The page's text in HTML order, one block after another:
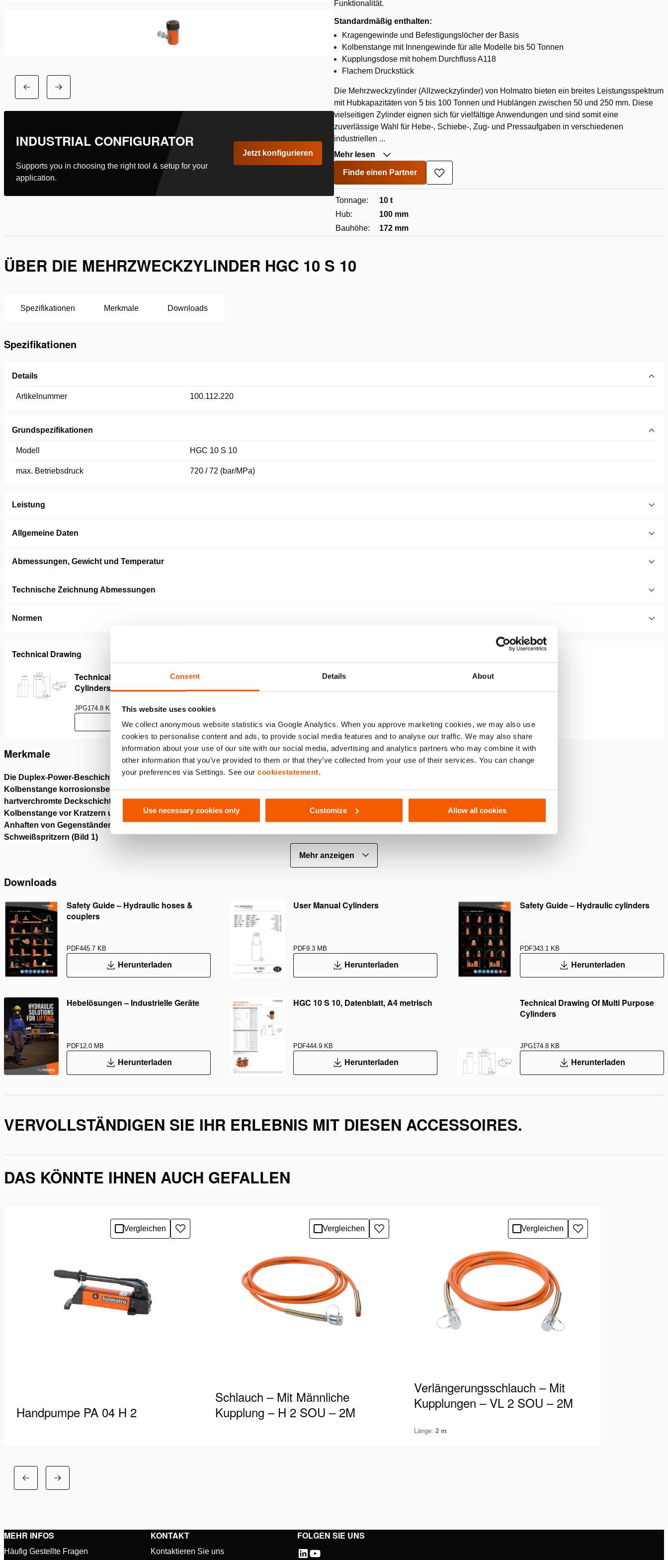
Consent Details About
This website uses cookies
We collect anonymous website statistics via Google Analytics. When you approve marketing cookies, we may also use
cookies to personalise content and ads, to provide social media features and to analyse our traffic. We may also share
information about your use of our site with our social media, advertising and analytics partners who may combine it with
other information that you’ve provided to them or that they’ve collected from your use of their services. You can change
your preferences via Settings. See our cookiestatement.
Use necessary cookies only Customize Allow all cookies
INDUSTRIAL CONFIGURATOR
Supports you in choosing the right tool & setup for your
application.
Jetzt konfigurieren
Funktionalität.
Standardmäßig enthalten:
Kragengewinde und Befestigungslöcher der Basis
Kolbenstange mit Innengewinde für alle Modelle bis 50 Tonnen
Kupplungsdose mit hohem Durchfluss A118
Flachem Druckstück
Die Mehrzweckzylinder (Allzweckzylinder) von Holmatro bieten ein breites Leistungsspektrum
mit Hubkapazitäten von 5 bis 100 Tonnen und Hublängen zwischen 50 und 250 mm. Diese
vielseitigen Zylinder eignen sich für vielfältige Anwendungen und sind somit eine
zuverlässige Wahl für Hebe-, Schiebe-, Zug- und Pressaufgaben in verschiedenen
industriellen ...
Mehr lesen
Finde einen Partner
Zur
Wunschliste
Tonnage:
10 t
Hub:
100 mm
Bauhöhe:
172 mm
ÜBER DIE MEHRZWECKZYLINDER HGC 10 S 10
Spezifikationen Merkmale Downloads
Spezifikationen
Details
Artikelnummer 100.112.220
Grundspezifikationen
Modell HGC 10 S 10
max. Betriebsdruck 720 / 72 (bar/MPa)
Leistung
Allgemeine Daten
Abmessungen, Gewicht und Temperatur
Technische Zeichnung Abmessungen
Normen
Technical Drawing
Technical Drawing Of Multi Purpose
Cylinders
JPG174.8 KB
Herunterladen
Merkmale
Die Duplex-Power-Beschichtung macht die
Kolbenstange korrosionsbeständig; die
hartverchromte Deckschicht schützt die
Kolbenstange vor Kratzern und verhindert das
Anhaften von Gegenständen wie
Schweißspritzern (Bild 1)
DuoPower-Ring; eine Kombination aus einer
starken Verbundlager für eine längere
Lebensdauer (Bild 2)
Mehr anzeigen
Downloads
Safety Guide – Hydraulic hoses &
couplers
PDF445.7 KB
Herunterladen
User Manual Cylinders
PDF9.3 MB
Herunterladen
Safety Guide – Hydraulic cylinders
PDF343.1 KB
Herunterladen
Hebelösungen – Industrielle Geräte
PDF12.0 MB
Herunterladen
HGC 10 S 10, Datenblatt, A4 metrisch
PDF444.9 KB
Herunterladen
Technical Drawing Of Multi Purpose
Cylinders
JPG174.8 KB
Herunterladen
VERVOLLSTÄNDIGEN SIE IHR ERLEBNIS MIT DIESEN ACCESSOIRES.
DAS KÖNNTE IHNEN AUCH GEFALLEN
Vergleichen
Zur
Wunschliste
Handpumpe PA 04 H 2
effiziente Pumpeneinheit mit einer hohen
Details anzeigen
Vergleichen
Zur
Wunschliste
Schlauch – Mit Männliche
Kupplung – H 2 SOU – 2M
Vergleichen
Zur
Wunschliste
Verlängerungsschlauch – Mit
Kupplungen – VL 2 SOU – 2M
Länge: 2 m
FOLGEN SIE UNS
MEHR INFOS
Häufig Gestellte Fragen
KONTAKT
Kontaktieren Sie uns